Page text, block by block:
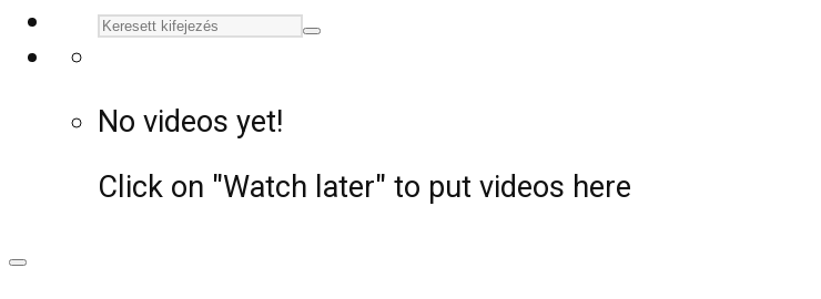
No videos yet!
Click on "Watch later" to put videos here